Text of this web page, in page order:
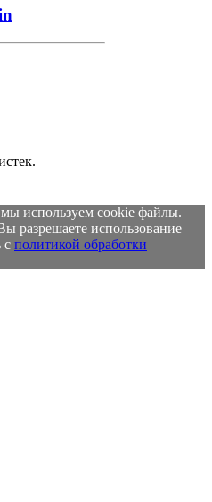
используем cookie файлы.
разрешаете использование
с политикой обработки